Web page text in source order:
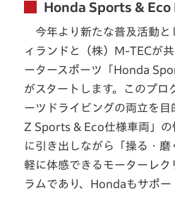
Honda Sports &
今年より新たな普及活動と
ィランドと（株）M-TECが
ータースポーツ「Honda
がスタートします。このプロ
ーツドライビングの両立を
Z Sports & Eco仕様車両」の
に引き出しながら「操る・
軽に体感できるモーターレ
ラムであり、Hondaもサポー